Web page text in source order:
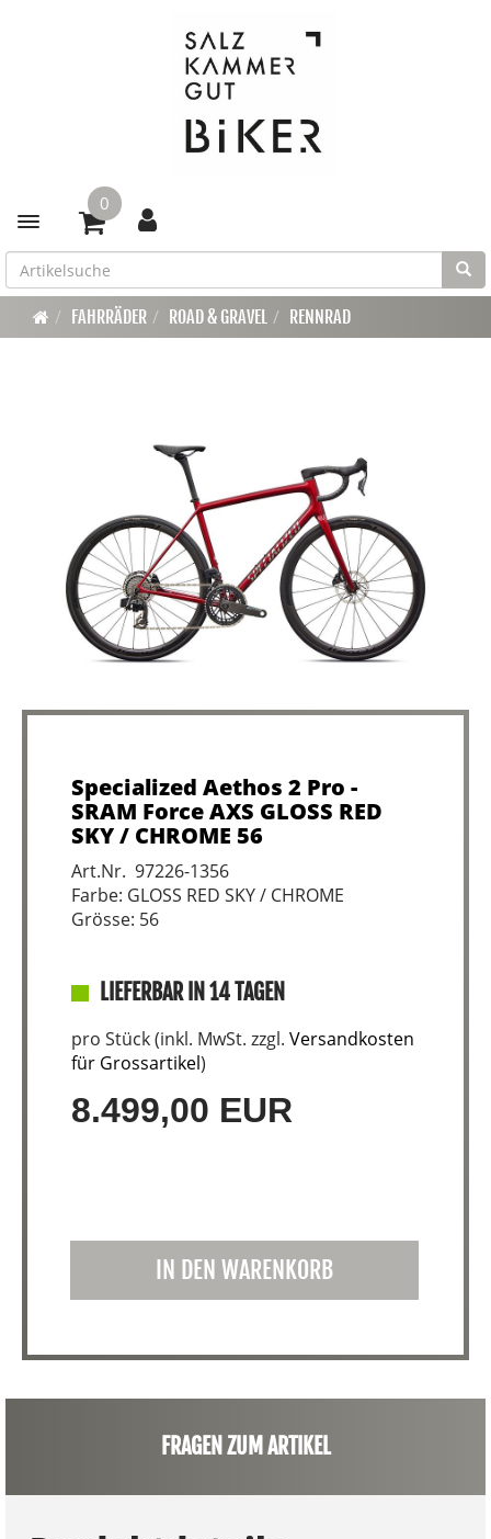
Toggle navigation
0
FAHRRÄDER ROAD & GRAVEL RENNRAD
Specialized Aethos 2 Pro -
SRAM Force AXS GLOSS RED
SKY / CHROME 56
Art.Nr. 97226-1356
Farbe: GLOSS RED SKY / CHROME
Grösse: 56
LIEFERBAR IN 14 TAGEN
pro Stück (inkl. MwSt. zzgl. Versandkosten
für Grossartikel)
8.499,00 EUR
IN DEN WARENKORB
FRAGEN ZUM ARTIKEL